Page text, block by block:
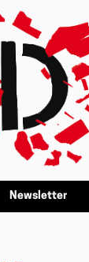
Newsletter